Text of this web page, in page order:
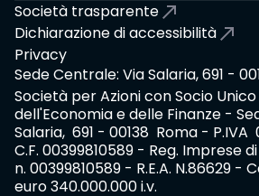
Società trasparente
Dichiarazione di accessibilità
Privacy
Sede Centrale: Via Salaria, 691 -
Società per Azioni con Socio
dell'Economia e delle Finanze -
Salaria, 691 - 00138 Roma - P.IVA
C.F. 00399810589 - Reg. Imprese
n. 00399810589 - R.E.A. N.86629 -
euro 340.000.000 i.v.